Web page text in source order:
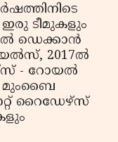
ഇരു ടീമുകളും
ഡെക്കാൻ
2017ൽ
- റോയൽ
മുംബൈ
റൈഡേഴ്‌സ്